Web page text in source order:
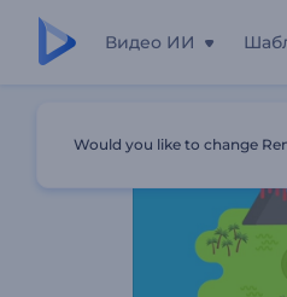
Видео ИИ
Would you like to change